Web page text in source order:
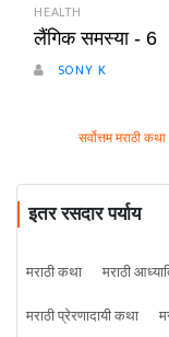
HEALTH
लैंगिक समस्या - 6
SONY K
सर्वोत्तम मराठी कथा
इतर रसदार पर्याय
मराठी कथा मराठी
मराठी प्रेरणादायी कथा